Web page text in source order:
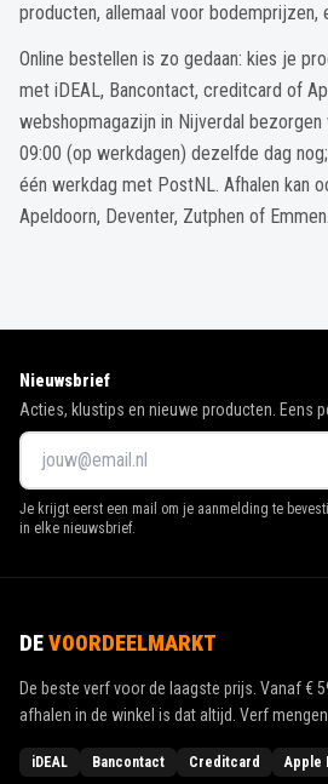
producten, allemaal voor bodemprijzen,
Online bestellen is zo gedaan: kies je
met iDEAL, Bancontact, creditcard of
webshopmagazijn in Nijverdal
09:00 (op werkdagen) dezelfde dag
één werkdag met PostNL. Afhalen kan
Apeldoorn, Deventer, Zutphen of Emmen.
Nieuwsbrief
Acties, klustips en nieuwe producten. Eens
Je krijgt eerst een mail om je aanmelding te
in elke nieuwsbrief.
DEVOORDEELMARKT
De beste verf voor de laagste prijs. Vanaf€
afhalen in de winkel is dat altijd. Verf
iDEAL Bancontact Creditcard Apple